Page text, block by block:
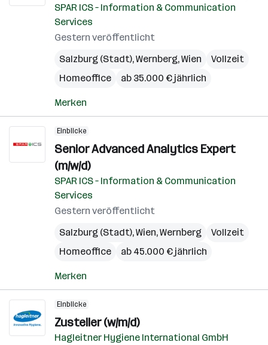
SPAR ICS – Information & Communication
Services
Gestern veröffentlicht
Salzburg (Stadt),Wernberg,Wien
Vollzeit
Homeoffice
ab 35.000 € jährlich
Merken
Einblicke
Senior Advanced Analytics Expert
(m/w/d)
SPAR ICS – Information & Communication
Services
Gestern veröffentlicht
Salzburg (Stadt),Wien,Wernberg
Vollzeit
Homeoffice
ab 45.000 € jährlich
Merken
Einblicke
Zusteller (w/m/d)
Hagleitner Hygiene International GmbH